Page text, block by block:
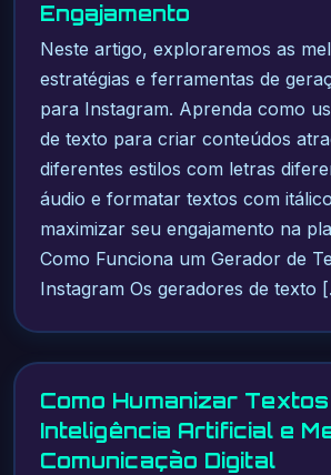
Engajamento
Neste artigo, exploraremos as
estratégias e ferramentas de
para Instagram. Aprenda como
de texto para criar conteúdos
diferentes estilos com letras
áudio e formatar textos com
maximizar seu engajamento na
Como Funciona um Gerador de
Instagram Os geradores de texto
Como Humanizar
Inteligência Artificial e
Comunicação Digital